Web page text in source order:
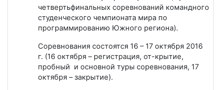
четвертьфинальных соревнований командного
студенческого чемпионата мира по
программированию Южного региона).
Соревнования состоятся 16 – 17 октября 2016
г. (16 октября – регистрация, от-крытие,
пробный и основной туры соревнования, 17
октября – закрытие).